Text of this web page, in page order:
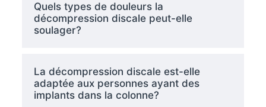
Quels types de douleurs la
décompression discale peut-elle
soulager?
La décompression discale est-elle
adaptée aux personnes ayant des
implants dans la colonne?